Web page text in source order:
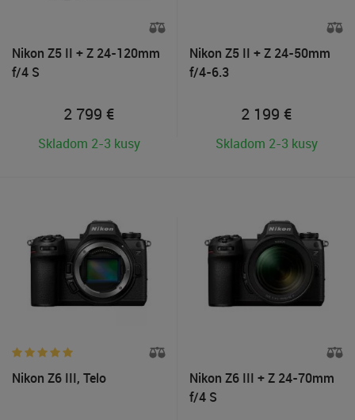
Nikon Z5 II + Z 24-120mm
f/4 S
2 799 €
Skladom 2-3 kusy
Nikon Z5 II + Z 24-50mm
f/4-6.3
2 199 €
Skladom 2-3 kusy
Nikon Z6 III, Telo
Nikon Z6 III + Z 24-70mm
f/4 S